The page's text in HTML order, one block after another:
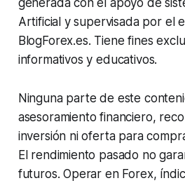
generada con el apoyo de
Artificial y supervisada por el
BlogForex.es. Tiene fines
informativos y educativos.
Ninguna parte de este
asesoramiento financiero,
inversión ni oferta para
El rendimiento pasado no
futuros. Operar en Forex,